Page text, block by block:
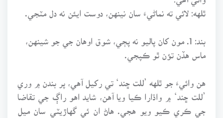
ٿلهه: لائي ته نماڻيءَ سان نينهن، دوست ايئن نه دل مٽجي.
ماس هڏن تؤن ٿو ڪپجي.
هن وائيءَ جو ٿلهه ’للت ڇند‘ تي رکيل آهي، پر بندن ۾ وري
’للت ڇند‘ ۾ واڌارا ڪيا ويا آهن، شايد اهو راڳ جي تقاضا
جي ڪري ڪيو ويو هجي. هاڻ ان ئي گهاڙيٽي سان ميل